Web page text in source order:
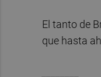
El tanto de
que hasta